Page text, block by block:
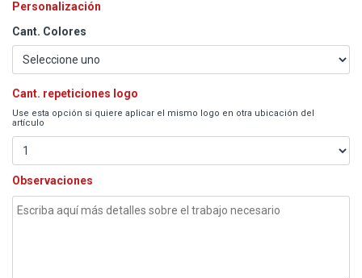
Personalización
Cant. Colores
Cant. repeticiones logo
Use esta opción si quiere aplicar el mismo logo en otra ubicación del
artículo
Observaciones